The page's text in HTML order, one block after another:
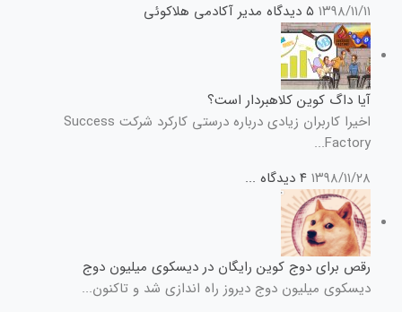
۱۳۹۸/۱۱/۱۱ ۵ دیدگاه مدیر آکادمی هلاکوئی
آیا داگ کوین کلاهبردار است؟
اخیرا کاربران زیادی درباره درستی کارکرد شرکت Success
Factory...
۱۳۹۸/۱۱/۲۸ ۴ دیدگاه ...
رقص برای دوج کوین رایگان در دیسکوی میلیون دوج
دیسکوی میلیون دوج دیروز راه اندازی شد و تاکنون...